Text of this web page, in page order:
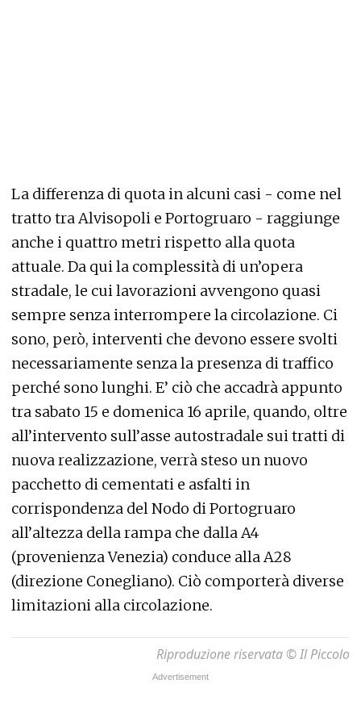
La differenza di quota in alcuni casi - come nel
tratto tra Alvisopoli e Portogruaro - raggiunge
anche i quattro metri rispetto alla quota
attuale. Da qui la complessità di un’opera
stradale, le cui lavorazioni avvengono quasi
sempre senza interrompere la circolazione. Ci
sono, però, interventi che devono essere svolti
necessariamente senza la presenza di traffico
perché sono lunghi. E’ ciò che accadrà appunto
tra sabato 15 e domenica 16 aprile, quando, oltre
all’intervento sull’asse autostradale sui tratti di
nuova realizzazione, verrà steso un nuovo
pacchetto di cementati e asfalti in
corrispondenza del Nodo di Portogruaro
all’altezza della rampa che dalla A4
(provenienza Venezia) conduce alla A28
(direzione Conegliano). Ciò comporterà diverse
limitazioni alla circolazione.
Riproduzione riservata © Il Piccolo